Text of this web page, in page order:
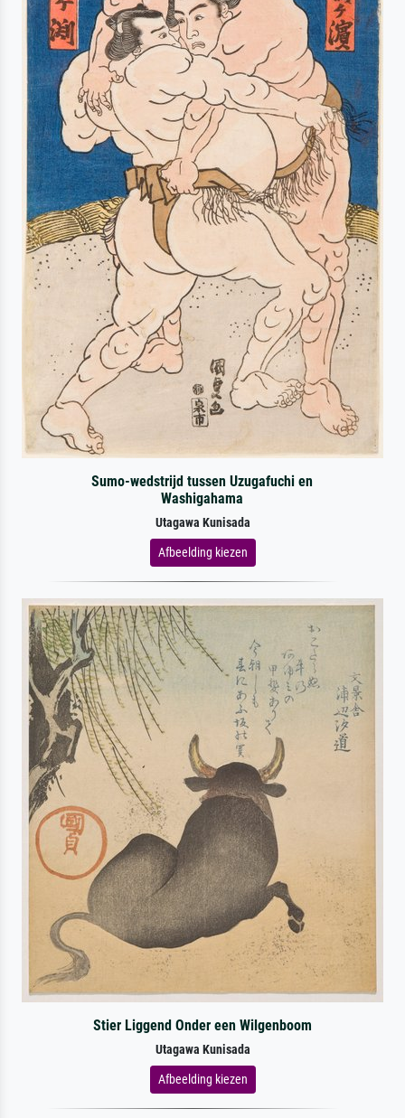
Sumo-wedstrijd tussen Uzugafuchi en
Washigahama
Utagawa Kunisada
Afbeelding kiezen
Stier Liggend Onder een Wilgenboom
Utagawa Kunisada
Afbeelding kiezen